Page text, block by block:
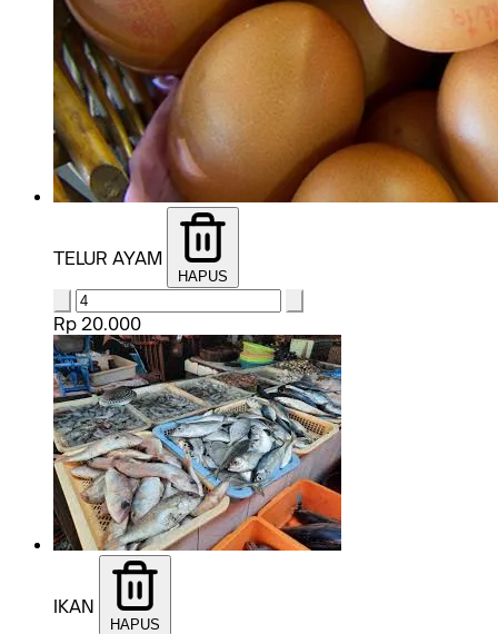
TELUR AYAM
HAPUS
Rp 20.000
IKAN
HAPUS